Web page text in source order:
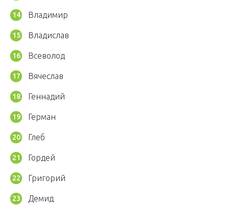
Владимир
Владислав
Всеволод
Вячеслав
Геннадий
Герман
Глеб
Гордей
Григорий
Демид